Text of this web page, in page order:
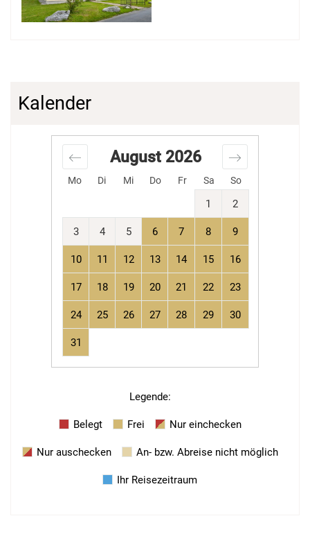
Kalender
Mo Di Mi Do Fr Sa So
August 2026
1 2
3 4 5 6 7 8 9
10 11 12 13 14 15 16
17 18 19 20 21 22 23
24 25 26 27 28 29 30
31
Legende:
Belegt Frei Nur einchecken
Nur auschecken An- bzw. Abreise nicht möglich
Ihr Reisezeitraum